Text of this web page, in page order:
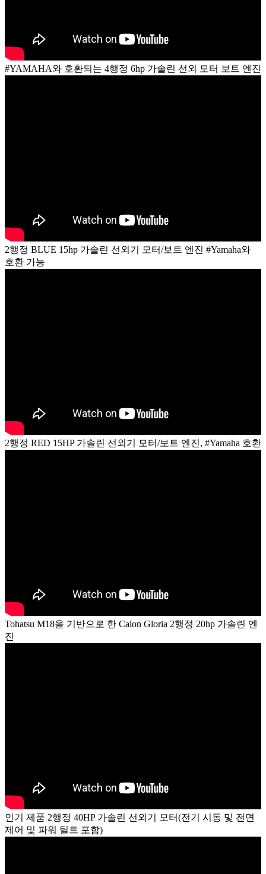
#YAMAHA와 호환되는 4행정 6hp 가솔린 선외 모터 보트 엔진
2행정 BLUE 15hp 가솔린 선외기 모터/보트 엔진 #Yamaha와
호환 가능
2행정 RED 15HP 가솔린 선외기 모터/보트 엔진, #Yamaha 호환
Tohatsu M18을 기반으로 한 Calon Gloria 2행정 20hp 가솔린 엔
진
인기 제품 2행정 40HP 가솔린 선외기 모터(전기 시동 및 전면
제어 및 파워 틸트 포함)